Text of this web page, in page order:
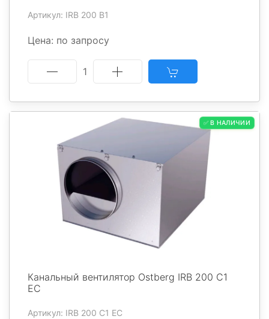
Артикул: IRB 200 B1
Цена: по запросу
1
✅ В НАЛИЧИИ
Канальный вентилятор Ostberg IRB 200 C1
EC
Артикул: IRB 200 C1 EC